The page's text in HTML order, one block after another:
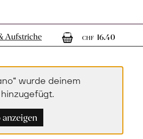
Aufstriche
CHF 16.401
wurde deinem